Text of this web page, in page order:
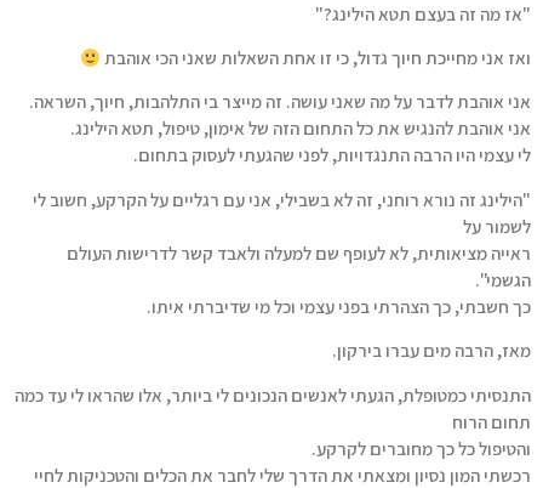
"אז מה זה בעצם תטא הילינג?"
ואז אני מחייכת חיוך גדול, כי זו אחת השאלות שאני הכי אוהבת
אני אוהבת לדבר על מה שאני עושה. זה מייצר בי התלהבות, חיוך, השראה.
אני אוהבת להנגיש את כל התחום הזה של אימון, טיפול, תטא הילינג.
לי עצמי היו הרבה התנגדויות, לפני שהגעתי לעסוק בתחום.
"הילינג זה נורא רוחני, זה לא בשבילי, אני עם רגליים על הקרקע, חשוב לי
לשמור על
ראייה מציאותית, לא לעופף שם למעלה ולאבד קשר לדרישות העולם
הגשמי".
כך חשבתי, כך הצהרתי בפני עצמי וכל מי שדיברתי איתו.
מאז, הרבה מים עברו בירקון.
התנסיתי כמטופלת, הגעתי לאנשים הנכונים לי ביותר, אלו שהראו לי עד כמה
תחום הרוח
והטיפול כל כך מחוברים לקרקע.
רכשתי המון נסיון ומצאתי את הדרך שלי לחבר את הכלים והטכניקות לחיי